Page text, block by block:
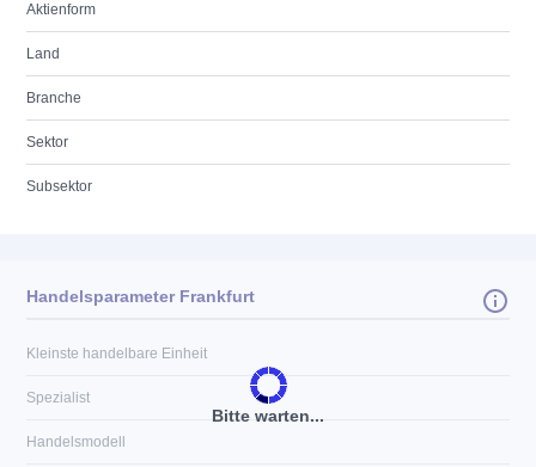
Aktienform
Land
Branche
Sektor
Subsektor
Bitte warten...
Handelsparameter Frankfurt
Kleinste handelbare Einheit
Spezialist
Handelsmodell